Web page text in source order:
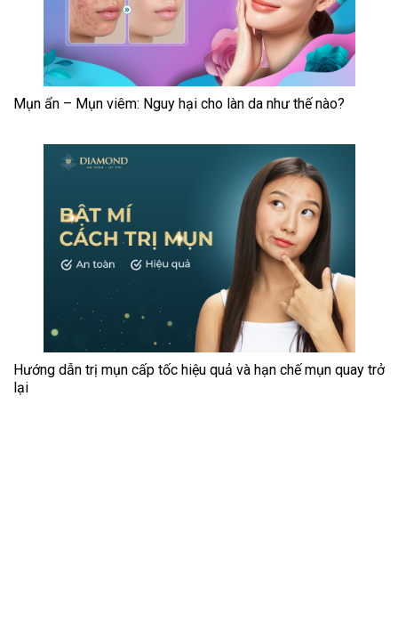
Mụn ẩn – Mụn viêm: Nguy hại cho làn da như thế nào?
Hướng dẫn trị mụn cấp tốc hiệu quả và hạn chế mụn quay trở
lại